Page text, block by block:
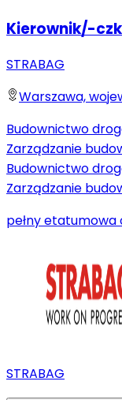
Kierownik/-
STRABAG
Warszawa,
Budownictwo
Zarządzanie
Budownictwo
Zarządzanie
pełny etatumowa
STRABAG